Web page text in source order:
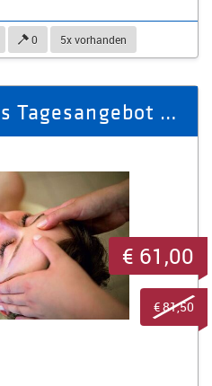
0 5x vorhanden
Gutschein für das Tagesangebot "Schön erholt" für 1 Person
€ 61,00
€ 81,50